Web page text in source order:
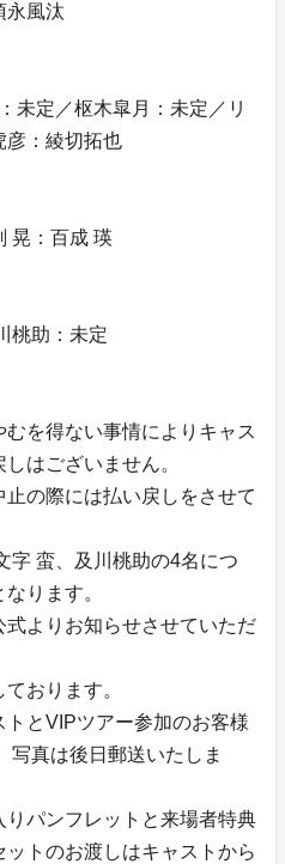
永風汰
未定／枢木皐月：未定／リ
彦：綾切拓也
晃：百成 瑛
桃助：未定
を得ない事情によりキャス
はございません。
の際には払い戻しをさせて
蛮、及川桃助の4名につ
ります。
よりお知らせさせていただ
おります。
とVIPツアー参加のお客様
写真は後日郵送いたしま
パンフレットと来場者特典
トのお渡しはキャストから